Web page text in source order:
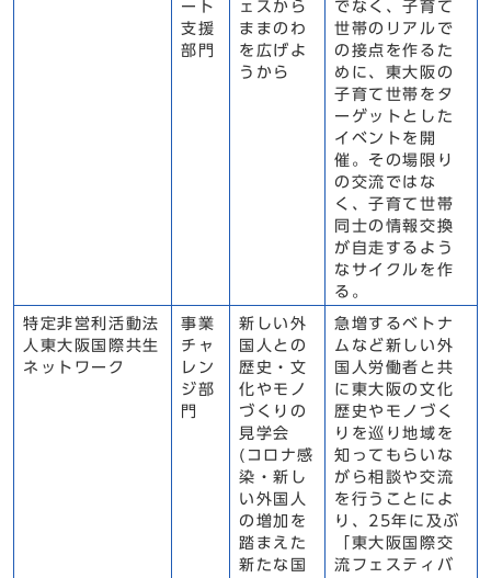
ート
支援
部門
ェスから
ままのわ
を広げよ
うから
でなく、子育て
世帯のリアルで
の接点を作るた
めに、東大阪の
子育て世帯をタ
ーゲットとした
イベントを開
催。その場限り
の交流ではな
く、子育て世帯
同士の情報交換
が自走するよう
なサイクルを作
る。
特定非営利活動法
人東大阪国際共生
ネットワーク
事業
チャ
レン
ジ部
門
新しい外
国人との
歴史・文
化やモノ
づくりの
見学会
(コロナ感
染・新し
い外国人
の増加を
踏まえた
新たな国
急増するベトナ
ムなど新しい外
国人労働者と共
に東大阪の文化
歴史やモノづく
りを巡り地域を
知ってもらいな
がら相談や交流
を行うことによ
り、25年に及ぶ
「東大阪国際交
流フェスティバ